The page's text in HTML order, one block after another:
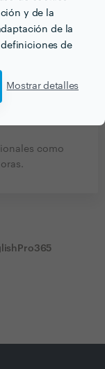
y de la
de la
definiciones de
Mostrar detalles
como